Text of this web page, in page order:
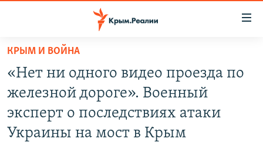
Вернуться
основному
содержанию
главной
СПЕЦПРОЕКТЫ
ИСТОРИЯ
КРЫМ И ВОЙНА
«Нет ни одного видео проезда по
железной дороге». Военный
эксперт о последствиях атаки
Украины на мост в Крым